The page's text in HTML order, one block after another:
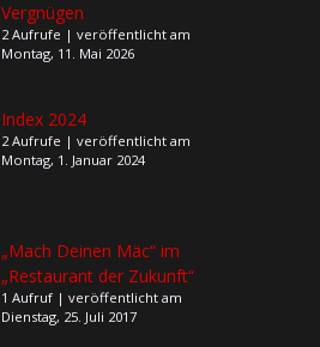
Vergnügen
2 Aufrufe | veröffentlicht am
Montag, 11. Mai 2026
Index 2024
2 Aufrufe | veröffentlicht am
Montag, 1. Januar 2024
„Mach Deinen Mäc“ im
„Restaurant der Zukunft“
1 Aufruf | veröffentlicht am
Dienstag, 25. Juli 2017